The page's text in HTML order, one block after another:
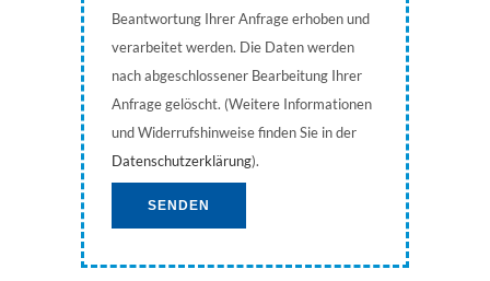
Beantwortung Ihrer Anfrage erhoben und
verarbeitet werden. Die Daten werden
nach abgeschlossener Bearbeitung Ihrer
Anfrage gelöscht. (Weitere Informationen
und Widerrufshinweise finden Sie in der
Datenschutzerklärung).